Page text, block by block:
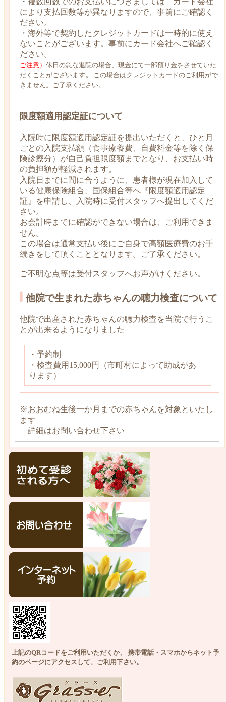
により支払回数等が異なりますので、事前にご確認く
ださい。
・海外等で契約したクレジットカードは一時的に使え
ないことがございます。事前にカード会社へご確認く
ださい。
ご注意） 休日の急な退院の場合、現金にて一部預り金をさせていた
だくことがございます 。
この場合はクレジットカードのご利用がで
きません。ご了承ください。
限度額適用認定証について
入院時に限度額適用認定証を提出いただくと、ひと月
ごとの入院支払額（食事療養費、自費料金等を除く保
険診療分）が自己負担限度額までとなり、お支払い時
の負担額が軽減されます。
入院日までに間に合うように、患者様が現在加入して
いる健康保険組合、国保組合等へ『限度額適用認定
証』を申請し、入院時に受付スタッフへ提出してくだ
さい。
お会計時までに確認ができない場合は、ご利用できま
せん。
この場合は通常支払い後にご自身で高額医療費のお手
続きをして頂くこととなります。ご了承ください。
ご不明な点等は受付スタッフへお声がけください。
他院で生まれた赤ちゃんの聴力検査について
他院で出産された赤ちゃんの聴力検査を当院で行うこ
とが出来るようになりました
・予約制
・検査費用15,000円（市町村によって助成があ
ります）
※おおむね生後一か月までの赤ちゃんを対象といたし
ます
詳細はお問い合わせ下さい
上記のQRコードをご利用いただくか、 携帯電話・スマホからネット予
約のページにアクセスして、ご利用下さい。